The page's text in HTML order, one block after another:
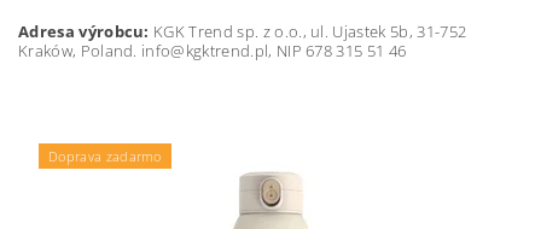
Adresa výrobcu: KGK Trend sp. z o.o., ul. Ujastek 5b, 31-752
Kraków, Poland. info@kgktrend.pl, NIP 678 315 51 46
Doprava zadarmo